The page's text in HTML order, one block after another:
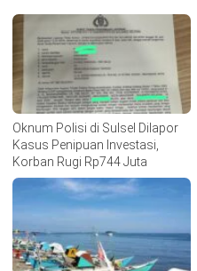
Oknum Polisi di Sulsel Dilapor
Kasus Penipuan Investasi,
Korban Rugi Rp744 Juta